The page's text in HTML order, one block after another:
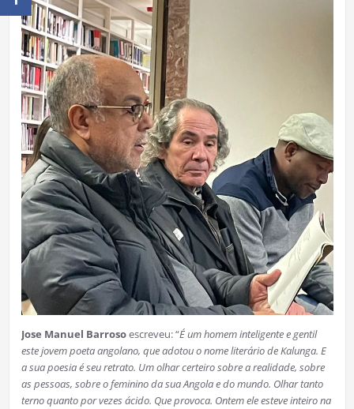
Jose Manuel Barrosoescreveu: “É um homem inteligente e gentil
este jovem poeta angolano, que adotou o nome literário de Kalunga. E
a sua poesia é seu retrato. Um olhar certeiro sobre a realidade, sobre
as pessoas, sobre o feminino da sua Angola e do mundo. Olhar tanto
terno quanto por vezes ácido. Que provoca. Ontem ele esteve inteiro na